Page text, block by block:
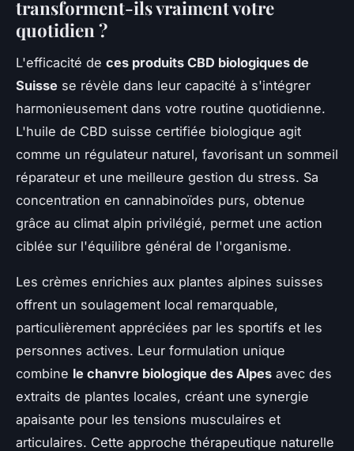
transforment-ils vraiment votre
quotidien ?
L'efficacité de ces produits CBD biologiques de
Suisse se révèle dans leur capacité à s'intégrer
harmonieusement dans votre routine quotidienne.
L'huile de CBD suisse certifiée biologique agit
comme un régulateur naturel, favorisant un sommeil
réparateur et une meilleure gestion du stress. Sa
concentration en cannabinoïdes purs, obtenue
grâce au climat alpin privilégié, permet une action
ciblée sur l'équilibre général de l'organisme.
Les crèmes enrichies aux plantes alpines suisses
offrent un soulagement local remarquable,
particulièrement appréciées par les sportifs et les
personnes actives. Leur formulation unique
combine le chanvre biologique des Alpes avec des
extraits de plantes locales, créant une synergie
apaisante pour les tensions musculaires et
articulaires. Cette approche thérapeutique naturelle